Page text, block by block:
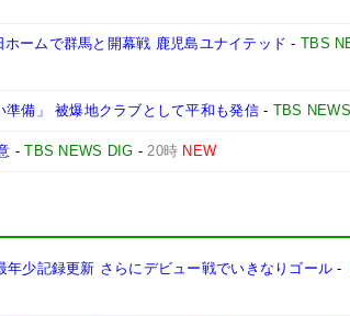
ームで群馬と開幕戦 鹿児島ユナイテッド - TBS
備」 被爆地クラブとして平和も発信- TBS
-TBS NEWS DIG -20時 NEW
少記録更新 さらにデビュー戦でいきなりゴール -